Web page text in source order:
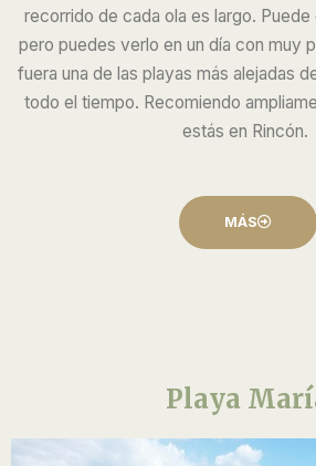
recorrido de cada ola es largo.
pero puedes verlo en un día con muy
fuera una de las playas más alejadas
todo el tiempo. Recomiendo
estás en Rincón.
MÁS
Playa